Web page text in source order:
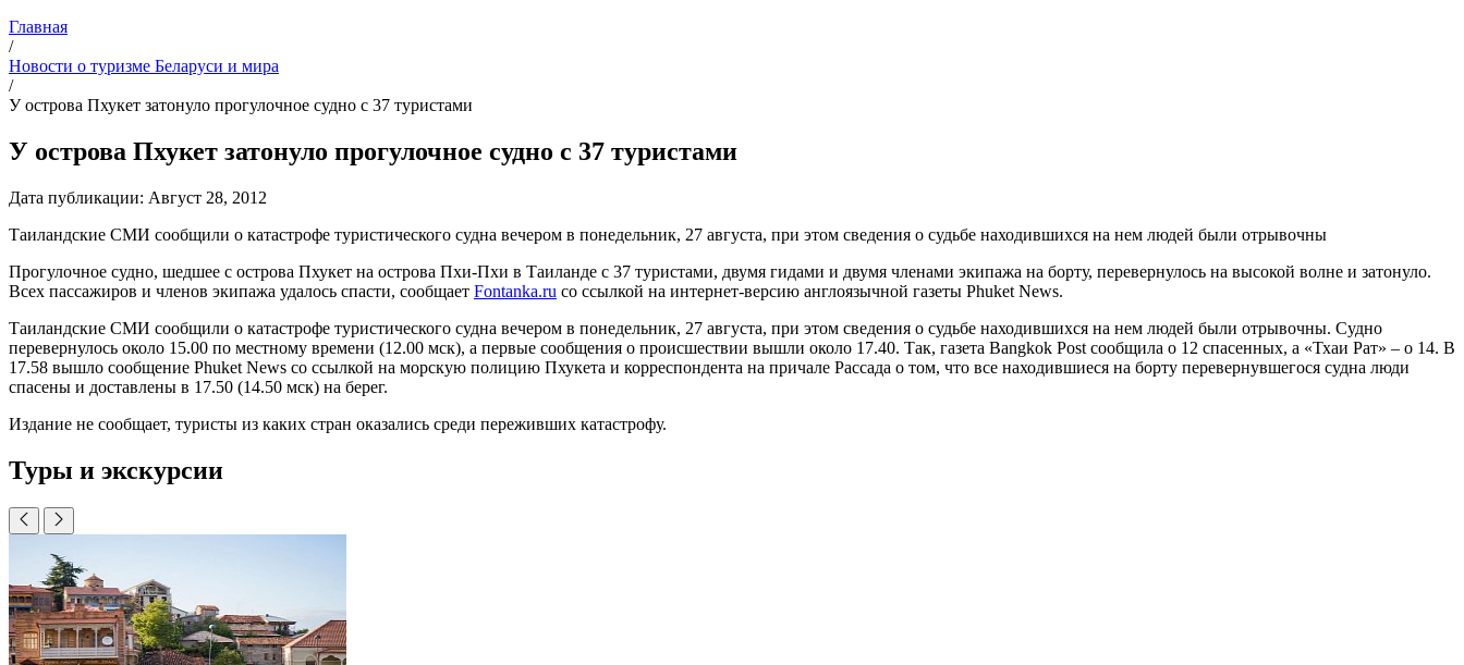
Главная
/
Новости о туризме Беларуси и мира
/
У острова Пхукет затонуло прогулочное судно с 37 туристами
У острова Пхукет затонуло прогулочное судно с 37 туристами
Дата публикации: Август 28, 2012
Таиландские СМИ сообщили о катастрофе туристического судна вечером в понедельник, 27 августа, при этом сведения о судьбе находившихся на нем людей были отрывочны
Прогулочное судно, шедшее с острова Пхукет на острова Пхи-Пхи в Таиланде с 37 туристами, двумя гидами и двумя членами экипажа на борту, перевернулось на высокой волне и затонуло.
Всех пассажиров и членов экипажа удалось спасти, сообщает Fontanka.ru со ссылкой на интернет-версию англоязычной газеты Phuket News.
Таиландские СМИ сообщили о катастрофе туристического судна вечером в понедельник, 27 августа, при этом сведения о судьбе находившихся на нем людей были отрывочны. Судно
перевернулось около 15.00 по местному времени (12.00 мск), а первые сообщения о происшествии вышли около 17.40. Так, газета Bangkok Post сообщила о 12 спасенных, а «Тхаи Рат» – о 14. В
17.58 вышло сообщение Phuket News со ссылкой на морскую полицию Пхукета и корреспондента на причале Рассада о том, что все находившиеся на борту перевернувшегося судна люди
спасены и доставлены в 17.50 (14.50 мск) на берег.
Издание не сообщает, туристы из каких стран оказались среди переживших катастрофу.
Туры и экскурсии